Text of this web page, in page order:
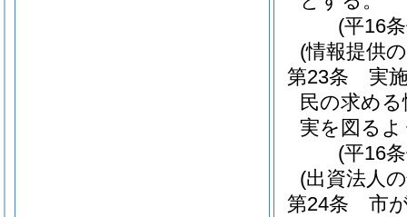
(平16
(情報提供
第23条
実
民の求め
実を図る
(平16
(出資法人
第24条
市